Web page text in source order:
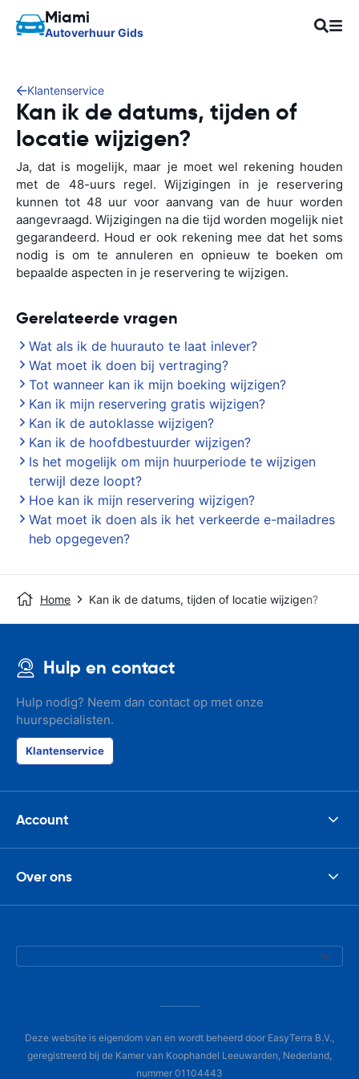
Miami
Autoverhuur Gids
Klantenservice
Kan ik de datums, tijden of
locatie wijzigen?
Ja, dat is mogelijk, maar je moet wel rekening houden
met de 48-uurs regel. Wijzigingen in je reservering
kunnen tot 48 uur voor aanvang van de huur worden
aangevraagd. Wijzigingen na die tijd worden mogelijk niet
gegarandeerd. Houd er ook rekening mee dat het soms
nodig is om te annuleren en opnieuw te boeken om
bepaalde aspecten in je reservering te wijzigen.
Gerelateerde vragen
Wat als ik de huurauto te laat inlever?
Wat moet ik doen bij vertraging?
Tot wanneer kan ik mijn boeking wijzigen?
Kan ik mijn reservering gratis wijzigen?
Kan ik de autoklasse wijzigen?
Kan ik de hoofdbestuurder wijzigen?
Is het mogelijk om mijn huurperiode te wijzigen
terwijl deze loopt?
Hoe kan ik mijn reservering wijzigen?
Wat moet ik doen als ik het verkeerde e-mailadres
heb opgegeven?
Home Kan ik de datums, tijden of locatie wijzigen?
Hulp en contact
Hulp nodig? Neem dan contact op met onze
huurspecialisten.
Klantenservice
Account
Over ons
Deze website is eigendom van en wordt beheerd door EasyTerra B.V.,
geregistreerd bij de Kamer van Koophandel Leeuwarden, Nederland,
nummer 01104443